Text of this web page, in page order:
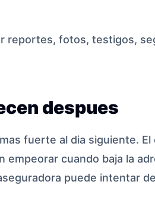
reportes, fotos, testigos,
despues
fuerte al dia siguiente. El
empeorar cuando baja la
puede intentar